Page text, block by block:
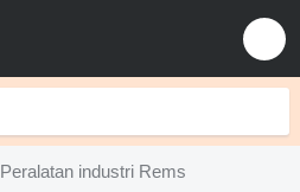
Peralatan industri Rems